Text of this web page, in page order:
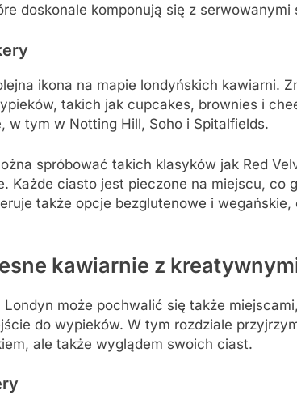
doskonale komponują się z serwowanymi
ikona na mapie londyńskich kawiarni.
takich jak cupcakes, brownies i
w tym w Notting Hill, Soho i Spitalfields.
spróbować takich klasyków jak Red
Każde ciasto jest pieczone na miejscu, co
także opcje bezglutenowe i wegańskie,
kawiarnie z
może pochwalić się także
do wypieków. W tym rozdziale
ale także wyglądem swoich ciast.